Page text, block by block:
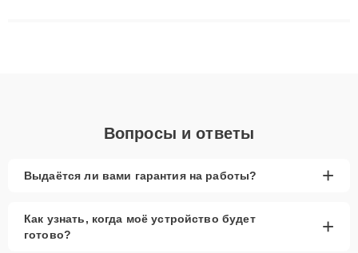
Вопросы и ответы
Выдаётся ли вами гарантия на работы? +
Как узнать, когда моё устройство будет
готово?
+